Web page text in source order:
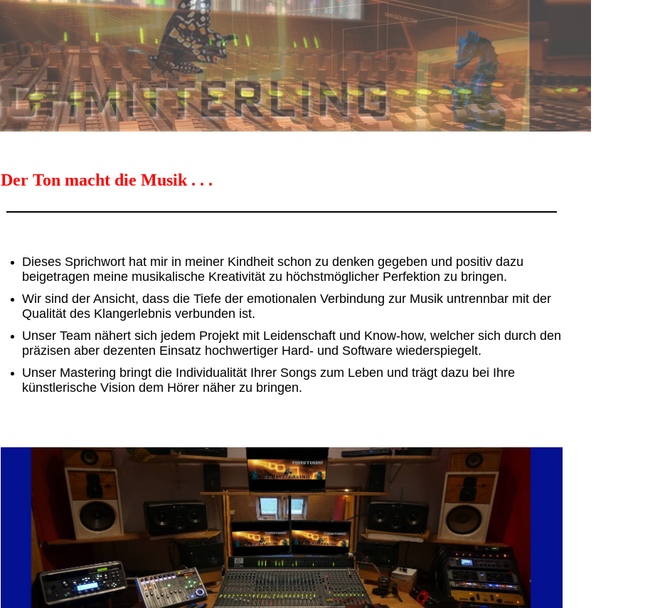
Der Ton macht die Musik . . .
Dieses Sprichwort hat mir in meiner Kindheit schon zu denken gegeben und positiv dazu
beigetragen meine musikalische Kreativität zu höchstmöglicher Perfektion zu bringen.
Wir sind der Ansicht, dass die Tiefe der emotionalen Verbindung zur Musik untrennbar mit der
Qualität des Klangerlebnis verbunden ist.
Unser Team nähert sich jedem Projekt mit Leidenschaft und Know-how, welcher sich durch den
präzisen aber dezenten Einsatz hochwertiger Hard- und Software wiederspiegelt.
Unser Mastering bringt die Individualität Ihrer Songs zum Leben und trägt dazu bei Ihre
künstlerische Vision dem Hörer näher zu bringen.